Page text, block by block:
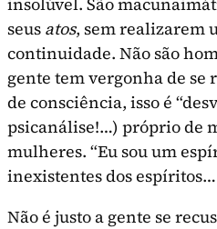
seus atos, sem realizarem
continuidade. Não são
gente tem vergonha de se
de consciência, isso é
psicanálise!…) próprio de
mulheres. “Eu sou um
inexistentes dos espíritos…
Não é justo a gente se